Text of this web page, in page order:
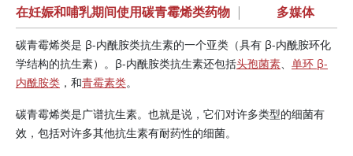
在妊娠和哺乳期间使用碳青霉烯类药物 | 多媒体
碳青霉烯类是 β-内酰胺类抗生素的一个亚类（具有 β-内酰胺环化
学结构的抗生素）。β-内酰胺类抗生素还包括头孢菌素、 单环 β-
内酰胺类 ，和青霉素类。
碳青霉烯类是广谱抗生素。也就是说，它们对许多类型的细菌有
效，包括对许多其他抗生素有耐药性的细菌。